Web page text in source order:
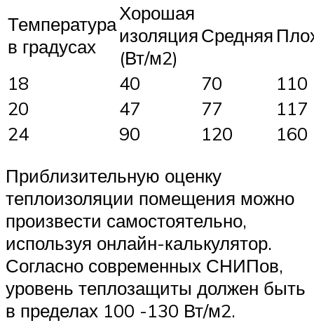
Температура
в градусах
Хорошая
изоляция
(Вт/м2)
Средняя
18 40 70
110
20
47 77
117
24
90 120
160
Приблизительную оценку
теплоизоляции помещения можно
произвести самостоятельно,
используя онлайн-калькулятор.
Согласно современных СНИПов,
уровень теплозащиты должен быть
в пределах 100 -130 Вт/м2.